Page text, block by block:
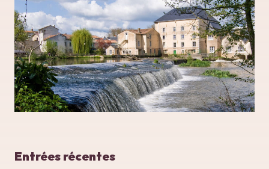
Entrées récentes